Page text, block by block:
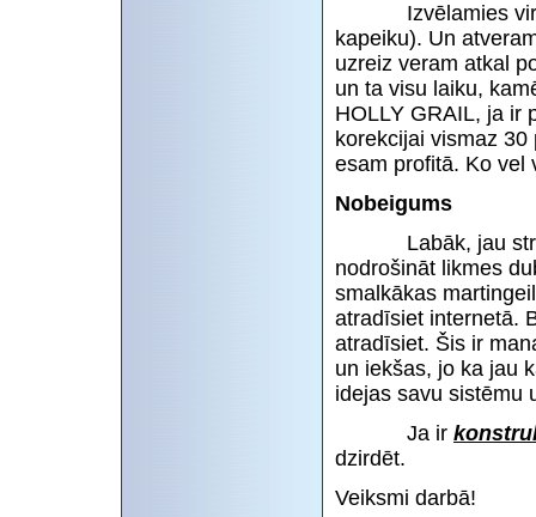
Izvēlamies
kapeiku). Un
uzreiz veram atkal
un ta visu laiku,
HOLLY GRAIL, ja ir
korekcijai vismaz
esam profitā. Ko vel
Nobeigums
Labāk, jau
nodrošināt likmes
smalkākas
atradīsiet internetā.
atradīsiet. Šis ir
un iekšas, jo ka jau
idejas savu sistēmu
Ja ir
dzirdēt.
Veiksmi darbā!